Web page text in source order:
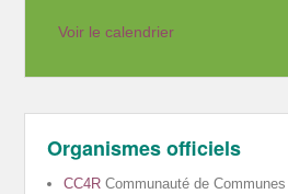
Voir le calendrier
Organismes officiels
CC4R Communauté de